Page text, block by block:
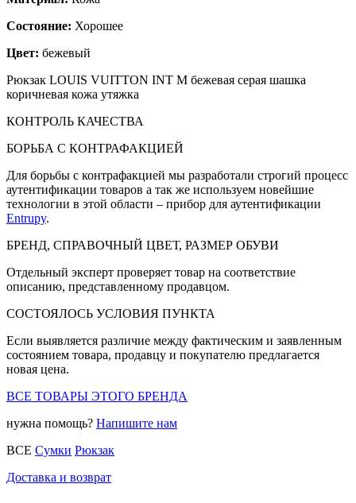
Состояние: Хорошее
Цвет: бежевый
Рюкзак LOUIS VUITTON INT М бежевая серая шашка
коричневая кожа утяжка
КОНТРОЛЬ КАЧЕСТВА
БОРЬБА С КОНТРАФАКЦИЕЙ
Для борьбы с контрафакцией мы разработали строгий процесс
аутентификации товаров а так же используем новейшие
технологии в этой области – прибор для аутентификации
Entrupy.
БРЕНД, СПРАВОЧНЫЙ ЦВЕТ, РАЗМЕР ОБУВИ
Отдельный эксперт проверяет товар на соответствие
описанию, представленному продавцом.
СОСТОЯЛОСЬ УСЛОВИЯ ПУНКТА
Если выявляется различие между фактическим и заявленным
состоянием товара, продавцу и покупателю предлагается
новая цена.
ВСЕ ТОВАРЫ ЭТОГО БРЕНДА
нужна помощь? Напишите нам
ВСЕ Сумки Рюкзак
Доставка и возврат